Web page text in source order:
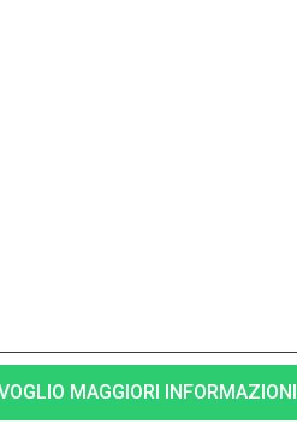
MAGGIORI INFORMAZIONI